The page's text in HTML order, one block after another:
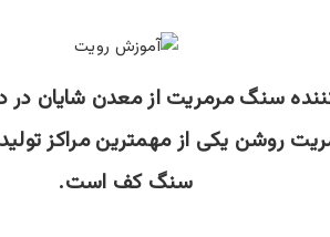
سنگ مرمریت از معدن شایان
روشن یکی از مهمترین مراکز
سنگ کف است.